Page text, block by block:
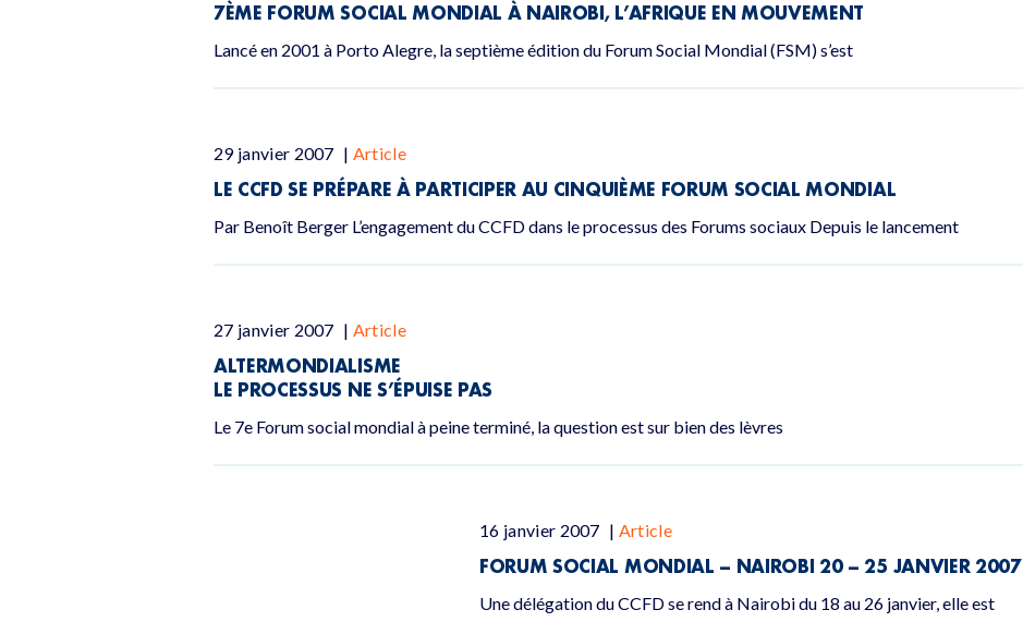
7ÈME FORUM SOCIAL MONDIAL À NAIROBI, L’AFRIQUE EN MOUVEMENT
Lancé en 2001 à Porto Alegre, la septième édition du Forum Social Mondial (FSM) s’est
29 janvier 2007 | Article
LE CCFD SE PRÉPARE À PARTICIPER AU CINQUIÈME FORUM SOCIAL MONDIAL
Par Benoît Berger L’engagement du CCFD dans le processus des Forums sociaux Depuis le lancement
27 janvier 2007 | Article
ALTERMONDIALISME
LE PROCESSUS NE S’ÉPUISE PAS
Le 7e Forum social mondial à peine terminé, la question est sur bien des lèvres
16 janvier 2007 | Article
FORUM SOCIAL MONDIAL – NAIROBI 20 – 25 JANVIER 2007
Une délégation du CCFD se rend à Nairobi du 18 au 26 janvier, elle est